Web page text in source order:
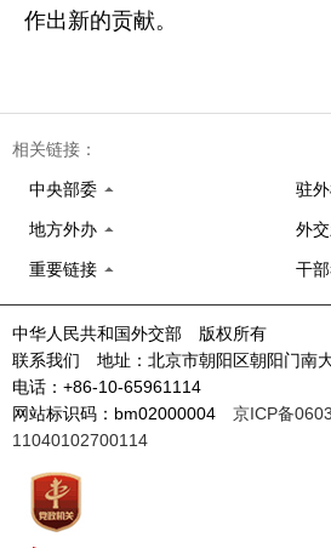
作出新的贡献。
相关链接：
中央部委 驻
地方外办 外
重要链接 干
中华人民共和国外交部 版权所有
联系我们 地址：北京市朝阳区朝阳门
电话：+86-10-65961114
网站标识码：bm02000004 京ICP备
11040102700114